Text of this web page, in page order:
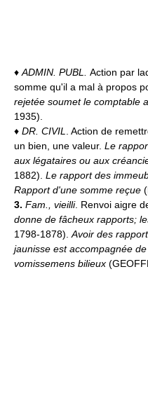
♦ ADMIN. PUBL. Action par
somme qu'il a mal à propos
rejetée soumet le comptable
1935).
♦ DR. CIVIL
. Action de
un bien, une valeur. Le
aux légataires ou aux
1882). Le rapport des
Rapport d'une somme reçue
3. Fam., vieilli. Renvoi aigre
donne de fâcheux rapports;
1798-1878). Avoir des
jaunisse est accompagnée
vomissemens bilieux